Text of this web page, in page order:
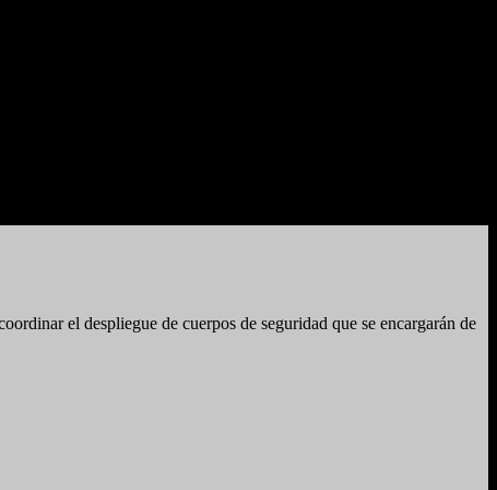
el despliegue de cuerpos de seguridad que se encargarán de